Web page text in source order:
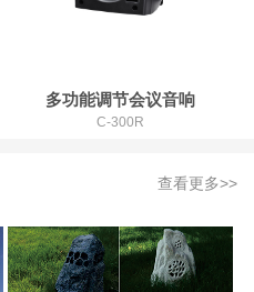
多功能调节会议音响
C-300R
查看更多>>